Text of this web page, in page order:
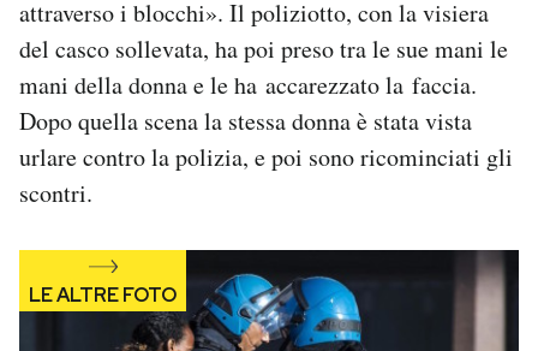
attraverso i blocchi». Il poliziotto, con la visiera
del casco sollevata, ha poi preso tra le sue mani le
mani della donna e le ha accarezzato la faccia.
Dopo quella scena la stessa donna è stata vista
urlare contro la polizia, e poi sono ricominciati gli
scontri.